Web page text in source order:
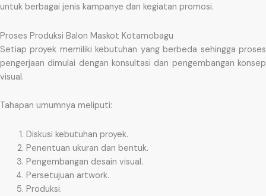
untuk berbagai jenis kampanye dan kegiatan promosi.
Proses Produksi Balon Maskot Kotamobagu
Setiap proyek memiliki kebutuhan yang berbeda sehingga proses
pengerjaan dimulai dengan konsultasi dan pengembangan konsep
visual.
Tahapan umumnya meliputi:
Diskusi kebutuhan proyek.
Penentuan ukuran dan bentuk.
Pengembangan desain visual.
Persetujuan artwork.
Produksi.